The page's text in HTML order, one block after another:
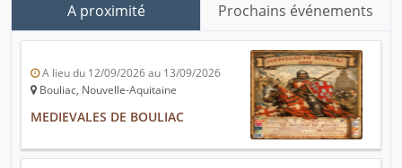
A proximité Prochains événements
A lieu du 12/09/2026 au 13/09/2026
Bouliac, Nouvelle-Aquitaine
MEDIEVALES DE BOULIAC